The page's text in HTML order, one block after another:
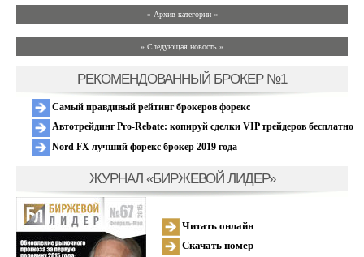
» Архив категории «
» Следующая новость »
РЕКОМЕНДОВАННЫЙ БРОКЕР №1
Самый правдивый рейтинг брокеров форекс
Автотрейдинг Pro-Rebate: копируй сделки VIP трейдеров бесплатно
Nord FX лучший форекс брокер 2019 года
ЖУРНАЛ «БИРЖЕВОЙ ЛИДЕР»
Читать онлайн
Скачать номер